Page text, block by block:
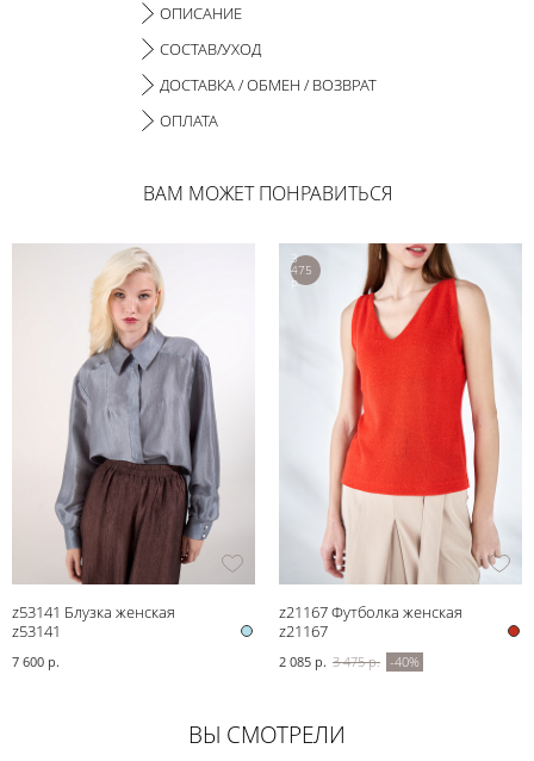
ОПИСАНИЕ
СОСТАВ/УХОД
ДОСТАВКА / ОБМЕН / ВОЗВРАТ
ОПЛАТА
ВАМ МОЖЕТ ПОНРАВИТЬСЯ
z53141 Блузка женская
z53141
7 600 р.
3
475
р.
z21167 Футболка женская
z21167
2 085 р. 3 475 р. -40%
ВЫ СМОТРЕЛИ